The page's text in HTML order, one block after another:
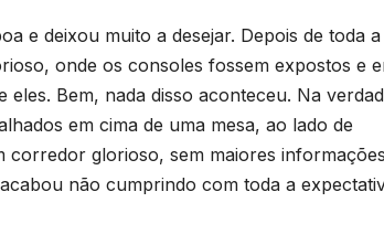
e deixou muito a desejar. Depois de toda a
onde os consoles fossem expostos e
Bem, nada disso aconteceu. Na
em cima de uma mesa, ao lado de
corredor glorioso, sem maiores
não cumprindo com toda a